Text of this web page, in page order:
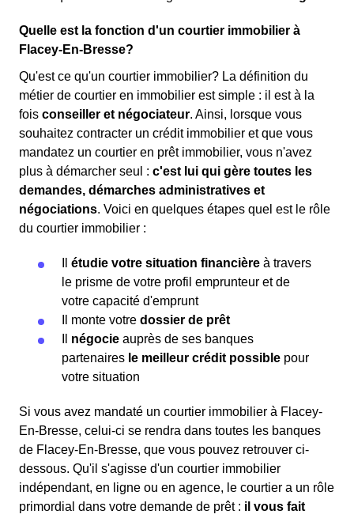
Quelle est la fonction d'un courtier immobilier à
Flacey-En-Bresse?
Qu'est ce qu'un courtier immobilier? La définition du
métier de courtier en immobilier est simple : il est à la
fois conseiller et négociateur. Ainsi, lorsque vous
souhaitez contracter un crédit immobilier et que vous
mandatez un courtier en prêt immobilier, vous n'avez
plus à démarcher seul : c'est lui qui gère toutes les
demandes, démarches administratives et
négociations. Voici en quelques étapes quel est le rôle
du courtier immobilier :
étudie votre situation financière à travers
le prisme de votre profil emprunteur et de
votre capacité d'emprunt
Il monte votre dossier de prêt
négocie auprès de ses banques
partenaires le meilleur crédit possible pour
votre situation
Si vous avez mandaté un courtier immobilier à Flacey-
En-Bresse, celui-ci se rendra dans toutes les banques
de Flacey-En-Bresse, que vous pouvez retrouver ci-
dessous. Qu'il s'agisse d'un courtier immobilier
indépendant, en ligne ou en agence, le courtier a un rôle
primordial dans votre demande de prêt : il vous fait